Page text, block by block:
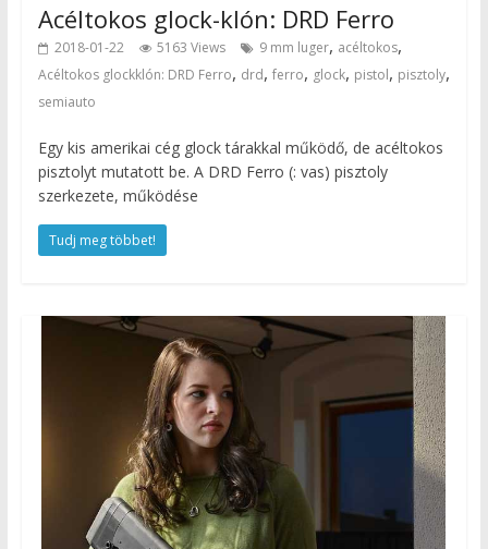
Acéltokos glock-klón: DRD Ferro
2018-01-22 5163 Views 9 mm luger, acéltokos,
Acéltokos glockklón: DRD Ferro, drd, ferro, glock, pistol, pisztoly,
semiauto
Egy kis amerikai cég glock tárakkal működő, de acéltokos
pisztolyt mutatott be. A DRD Ferro (: vas) pisztoly
szerkezete, működése
Tudj meg többet!